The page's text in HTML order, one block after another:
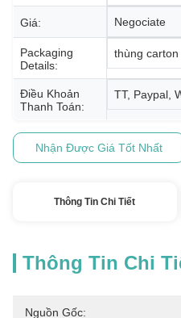
Giá: Negociate
Packaging
Details:
thùng carton
Điều Khoản
Thanh Toán:
TT, Paypal,
Nhận Được Giá Tốt Nhất
Thông Tin Chi Tiết
Thông Tin Chi
Nguồn Gốc: